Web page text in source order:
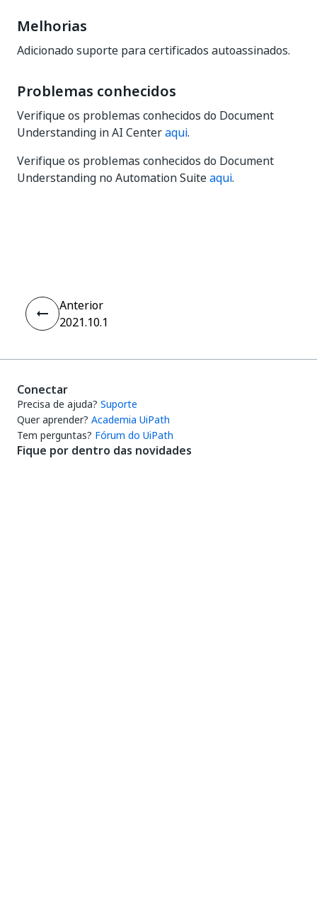
Melhorias
Adicionado suporte para certificados autoassinados.
Problemas conhecidos
Verifique os problemas conhecidos do Document
Understanding in AI Centeraqui.
Verifique os problemas conhecidos do Document
Understanding no Automation Suiteaqui.
Anterior
2021.10.1
Conectar
Precisa de ajuda? Suporte
Quer aprender? Academia UiPath
Tem perguntas? Fórum do UiPath
Fique por dentro das novidades